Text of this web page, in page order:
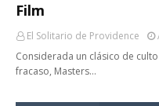
Film
El Solitario de Providence
Considerada un clásico de
fracaso, Masters…